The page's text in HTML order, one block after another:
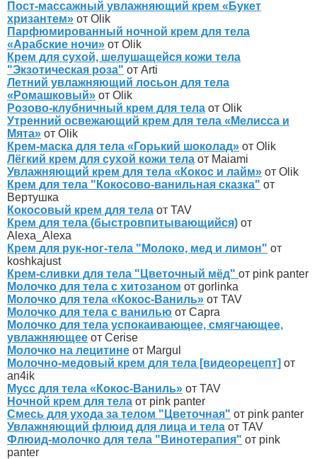
Пост-массажный увлажняющий крем «Букет
хризантем» от Olik
Парфюмированный ночной крем для тела
«Арабские ночи» от Olik
Крем для сухой, шелушащейся кожи тела
"Экзотическая роза" от Arti
Летний увлажняющий лосьон для тела
«Ромашковый» от Olik
Розово-клубничный крем для тела от Olik
Утренний освежающий крем для тела «Мелисса и
Мята» от Olik
Крем-маска для тела «Горький шоколад» от Olik
Лёгкий крем для сухой кожи тела от Maiami
Увлажняющий крем для тела «Кокос и лайм» от Olik
Крем для тела "Кокосово-ванильная сказка" от
Вертушка
Кокосовый крем для тела от TAV
Крем для тела (быстровпитывающийся) от
Alexa_Alexa
Крем для рук-ног-тела "Молоко, мед и лимон" от
koshkajust
Крем-сливки для тела "Цветочный мёд" от pink panter
Молочко для тела с хитозаном от gorlinka
Молочко для тела «Кокос-Ваниль» от TAV
Молочко для тела с ванилью от Capra
Молочко для тела успокаивающее, смягчающее,
увлажняющее от Cerise
Молочко на лецитине от Margul
Молочно-медовый крем для тела [видеорецепт] от
an4ik
Мусс для тела «Кокос-Ваниль» от TAV
Ночной крем для тела от pink panter
Смесь для ухода за телом "Цветочная" от pink panter
Увлажняющий флюид для лица и тела от TAV
Флюид-молочко для тела "Винотерапия" от pink
panter